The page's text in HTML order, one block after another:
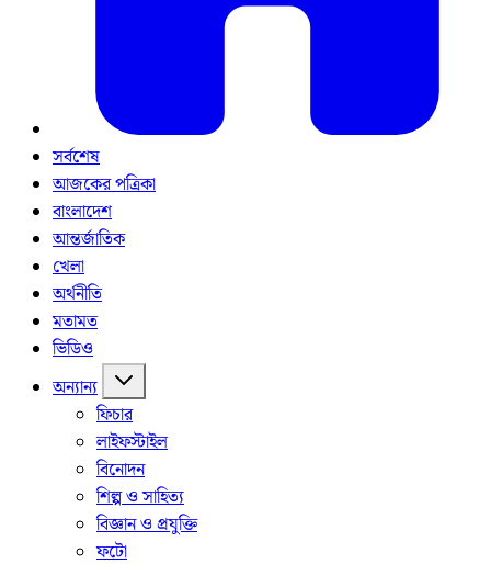
সর্বশেষ
আজকের পত্রিকা
বাংলাদেশ
আন্তর্জাতিক
খেলা
অর্থনীতি
মতামত
ভিডিও
অন্যান্য
ফিচার
লাইফস্টাইল
বিনোদন
শিল্প ও সাহিত্য
বিজ্ঞান ও প্রযুক্তি
ফটো